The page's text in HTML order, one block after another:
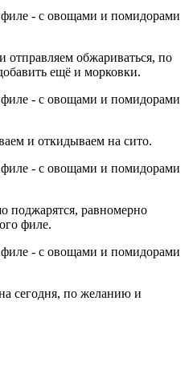
отправляем обжариваться, по
ещё и морковки.
и откидываем на сито.
поджарятся, равномерно
филе.
сегодня, по желанию и